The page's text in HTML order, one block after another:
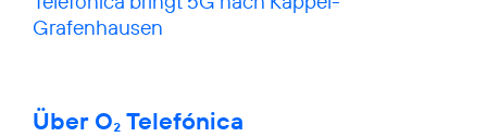
Grafenhausen
Über O₂ Telefónica